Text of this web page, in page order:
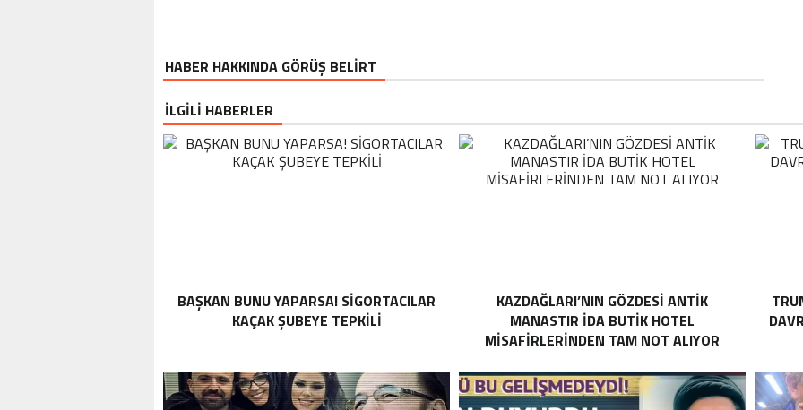
HABER HAKKINDA GÖRÜŞ BELİRT
İLGİLİ HABERLER
BAŞKAN BUNU YAPARSA! SIGORTACILAR
KAÇAK ŞUBEYE TEPKILI
KAZDAĞLARI’NIN GÖZDESI ANTIK
MANASTIR İDA BUTIK HOTEL
MISAFIRLERINDEN TAM NOT ALIYOR